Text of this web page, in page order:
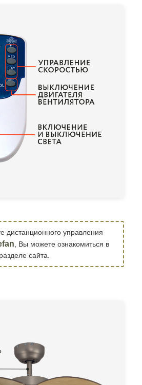
дистанционного управления
, Вы можете ознакомиться в
сайта.